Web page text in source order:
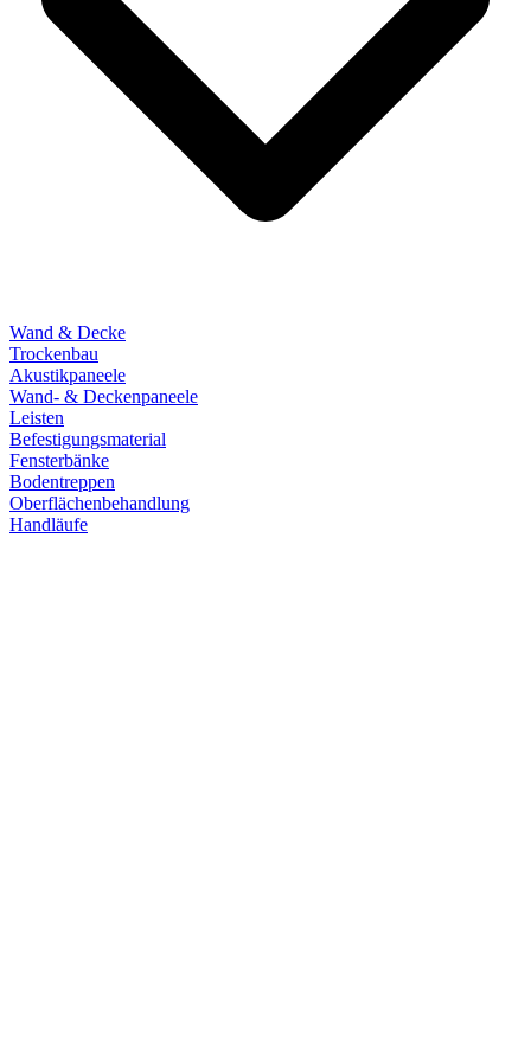
Wand & Decke
Trockenbau
Akustikpaneele
Wand- & Deckenpaneele
Leisten
Befestigungsmaterial
Fensterbänke
Bodentreppen
Oberflächenbehandlung
Handläufe